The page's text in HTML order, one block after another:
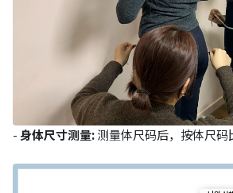
- 身体尺寸测量:测量体尺码后，按体尺码